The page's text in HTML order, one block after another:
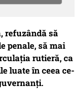
refuzândă să
penale, să mai
rutieră, ca
luate în ceea ce-